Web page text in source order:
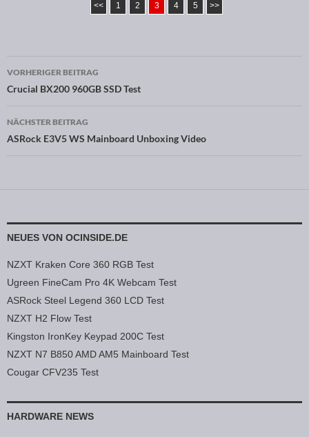
<< 1 2 3 4 5 >>
Beitragsnavigation
VORHERIGER BEITRAG
Crucial BX200 960GB SSD Test
NÄCHSTER BEITRAG
ASRock E3V5 WS Mainboard Unboxing Video
NEUES VON OCINSIDE.DE
NZXT Kraken Core 360 RGB Test
Ugreen FineCam Pro 4K Webcam Test
ASRock Steel Legend 360 LCD Test
NZXT H2 Flow Test
Kingston IronKey Keypad 200C Test
NZXT N7 B850 AMD AM5 Mainboard Test
Cougar CFV235 Test
HARDWARE NEWS